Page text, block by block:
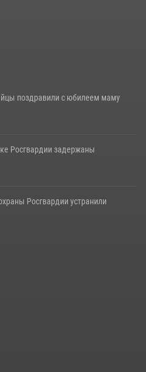
поздравили с юбилеем маму
Росгвардии задержаны
Росгвардии устранили